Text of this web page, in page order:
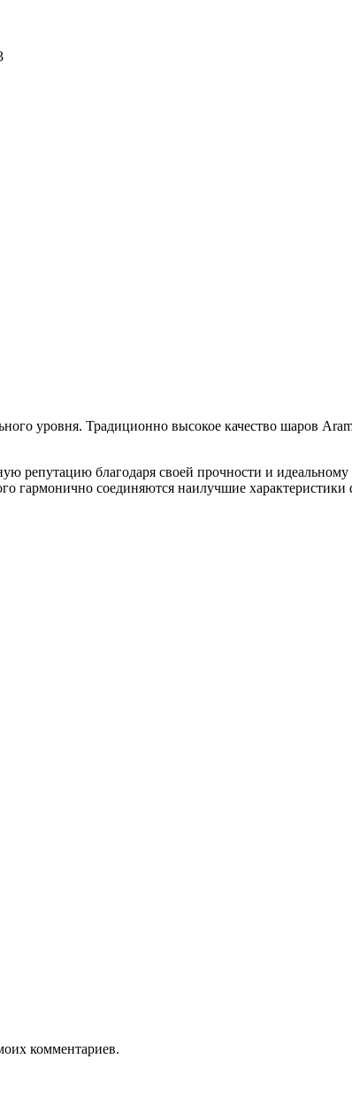
уровня. Традиционно высокое качество шаров
репутацию благодаря своей прочности и идеальному
гармонично соединяются наилучшие
комментариев.